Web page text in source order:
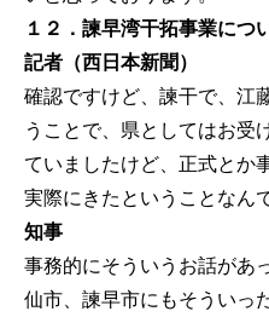
１２．諫早湾干拓事業につ
記者（西日本新聞）
確認ですけど、諫干で、江
うことで、県としてはお受
ていましたけど、正式とか
実際にきたということなん
知事
事務的にそういうお話があ
仙市、諫早市にもそういっ